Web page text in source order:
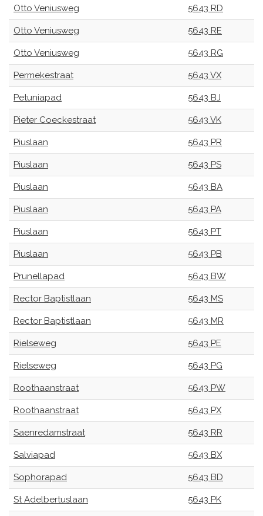
Otto Veniusweg 5643 RD
Otto Veniusweg 5643 RE
Otto Veniusweg 5643 RG
Permekestraat 5643 VX
Petuniapad 5643 BJ
Pieter Coeckestraat 5643 VK
Piuslaan 5643 PR
Piuslaan 5643 PS
Piuslaan 5643 BA
Piuslaan 5643 PA
Piuslaan 5643 PT
Piuslaan 5643 PB
Prunellapad 5643 BW
Rector Baptistlaan 5643 MS
Rector Baptistlaan 5643 MR
Rielseweg 5643 PE
Rielseweg 5643 PG
Roothaanstraat 5643 PW
Roothaanstraat 5643 PX
Saenredamstraat 5643 RR
Salviapad 5643 BX
Sophorapad 5643 BD
St Adelbertuslaan 5643 PK